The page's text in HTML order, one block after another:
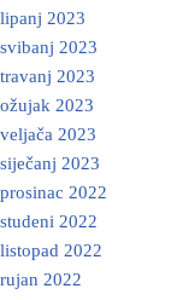
lipanj 2023
svibanj 2023
travanj 2023
ožujak 2023
veljača 2023
siječanj 2023
prosinac 2022
studeni 2022
listopad 2022
rujan 2022